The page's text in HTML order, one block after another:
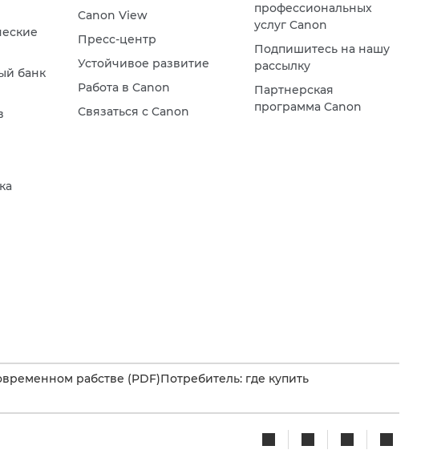
банк
Canon View
Пресс-центр
Устойчивое развитие
Работа в Canon
Связаться с Canon
профессиональных
услуг Canon
Подпишитесь на нашу
рассылку
Партнерская
программа Canon
рабстве (PDF)Потребитель: где купить